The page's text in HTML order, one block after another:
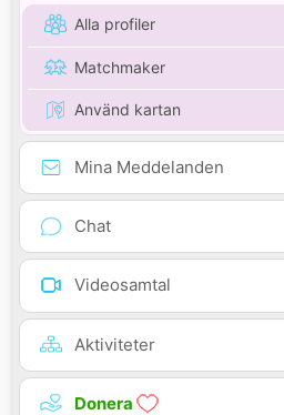
Alla profiler
Matchmaker
Använd kartan
Mina Meddelanden
Chat
Videosamtal
Aktiviteter
Donera